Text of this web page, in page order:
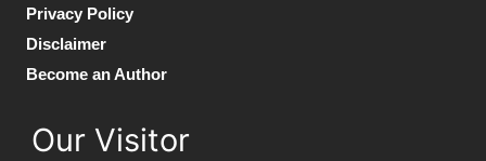
Privacy Policy
Disclaimer
Become an Author
Our Visitor